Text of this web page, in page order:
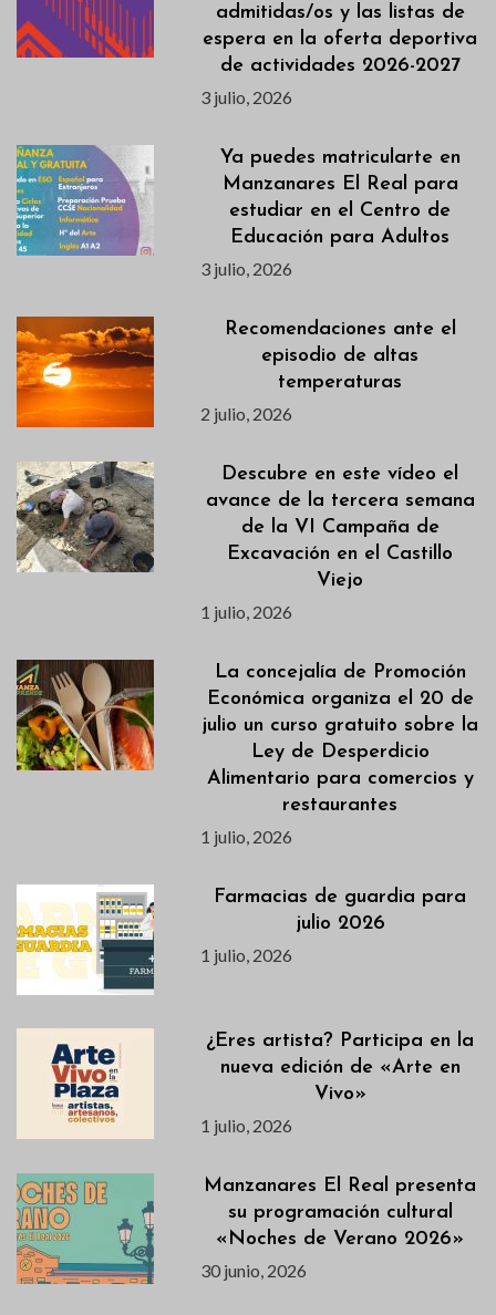
admitidas/os y las listas de
espera en la oferta deportiva
de actividades 2026-2027
3 julio, 2026
Ya puedes matricularte en
Manzanares El Real para
estudiar en el Centro de
Educación para Adultos
3 julio, 2026
Recomendaciones ante el
episodio de altas
temperaturas
2 julio, 2026
Descubre en este vídeo el
avance de la tercera semana
de la VI Campaña de
Excavación en el Castillo
Viejo
1 julio, 2026
La concejalía de Promoción
Económica organiza el 20 de
julio un curso gratuito sobre la
Ley de Desperdicio
Alimentario para comercios y
restaurantes
1 julio, 2026
Farmacias de guardia para
julio 2026
1 julio, 2026
¿Eres artista? Participa en la
nueva edición de «Arte en
Vivo»
1 julio, 2026
Manzanares El Real presenta
su programación cultural
«Noches de Verano 2026»
30 junio, 2026